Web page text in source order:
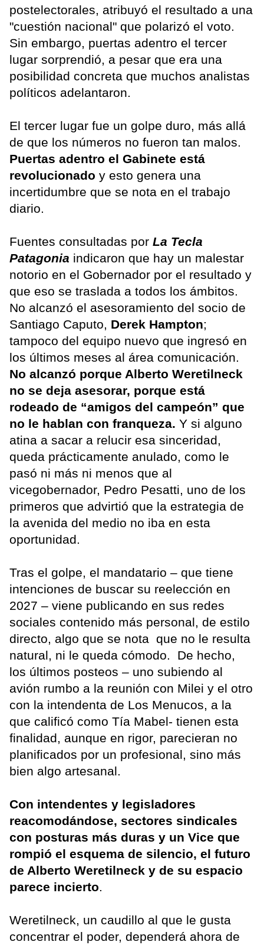
postelectorales, atribuyó el resultado a una
"cuestión nacional" que polarizó el voto.
Sin embargo, puertas adentro el tercer
lugar sorprendió, a pesar que era una
posibilidad concreta que muchos analistas
políticos adelantaron.
El tercer lugar fue un golpe duro, más allá
de que los números no fueron tan malos.
Puertas adentro el Gabinete está
revolucionado y esto genera una
incertidumbre que se nota en el trabajo
diario.
Fuentes consultadas por La Tecla
Patagonia indicaron que hay un malestar
notorio en el Gobernador por el resultado y
que eso se traslada a todos los ámbitos.
No alcanzó el asesoramiento del socio de
Santiago Caputo, Derek Hampton;
tampoco del equipo nuevo que ingresó en
los últimos meses al área comunicación.
No alcanzó porque Alberto Weretilneck
no se deja asesorar, porque está
rodeado de “amigos del campeón” que
no le hablan con franqueza. Y si alguno
atina a sacar a relucir esa sinceridad,
queda prácticamente anulado, como le
pasó ni más ni menos que al
vicegobernador, Pedro Pesatti, uno de los
primeros que advirtió que la estrategia de
la avenida del medio no iba en esta
oportunidad.
Tras el golpe, el mandatario – que tiene
intenciones de buscar su reelección en
2027 – viene publicando en sus redes
sociales contenido más personal, de estilo
directo, algo que se nota que no le resulta
natural, ni le queda cómodo. De hecho,
los últimos posteos – uno subiendo al
avión rumbo a la reunión con Milei y el otro
con la intendenta de Los Menucos, a la
que calificó como Tía Mabel- tienen esta
finalidad, aunque en rigor, parecieran no
planificados por un profesional, sino más
bien algo artesanal.
Con intendentes y legisladores
reacomodándose, sectores sindicales
con posturas más duras y un Vice que
rompió el esquema de silencio, el futuro
de Alberto Weretilneck y de su espacio
parece incierto.
Weretilneck, un caudillo al que le gusta
concentrar el poder, dependerá ahora de